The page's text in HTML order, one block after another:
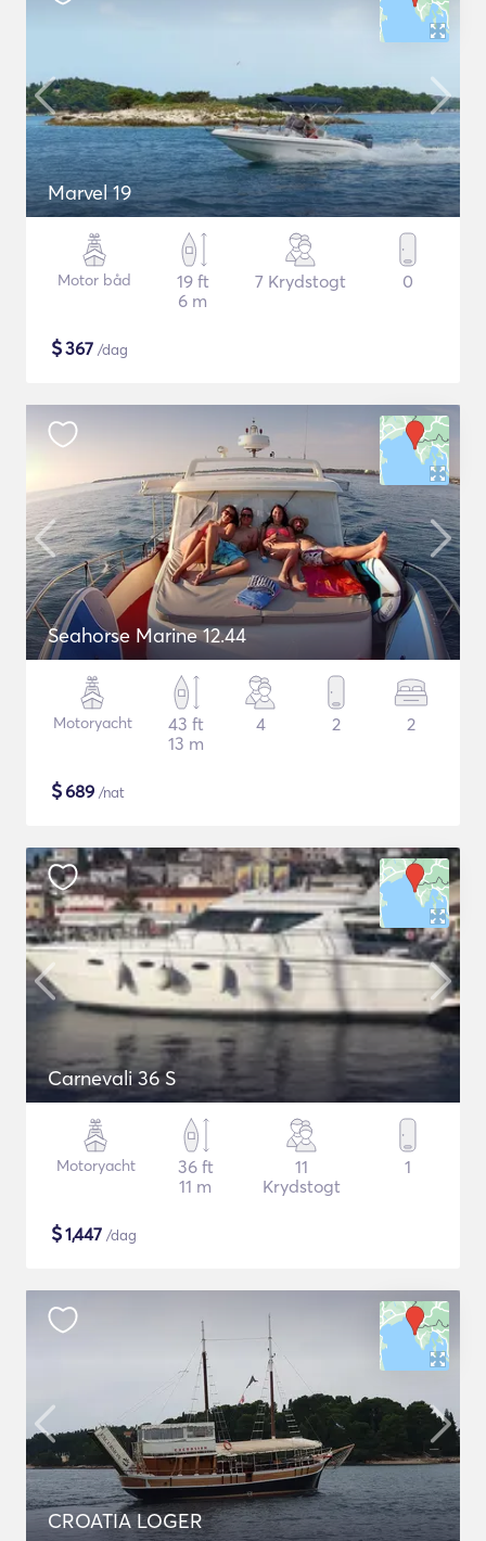
Marvel 19
Motor båd
19 ft
6 m
7 Krydstogt 0
$367 /dag
Seahorse Marine 12.44
Motoryacht
43 ft
13 m
4 2 2
$689 /nat
Carnevali 36 S
Motoryacht
36 ft
11 m
11
Krydstogt
1
$1,447 /dag
CROATIA LOGER